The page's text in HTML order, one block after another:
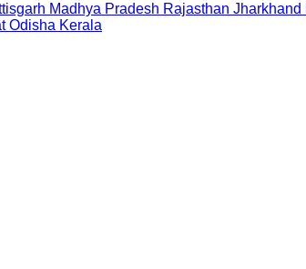
Madhya Pradesh Rajasthan Jharkhand
Odisha Kerala